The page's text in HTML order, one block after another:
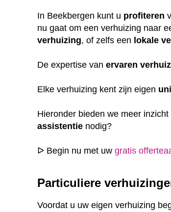
In Beekbergen kunt u profiteren
nu gaat om een verhuizing naar
verhuizing, of zelfs een lokale
De expertise vanervaren
Elke verhuizing kent zijn eigen
Hieronder bieden we meer
assistentie nodig?
ᐅ Begin nu met uwgratis
Particuliere
Voordat u uw eigen verhuizing